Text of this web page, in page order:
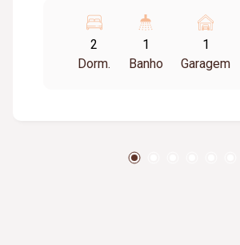
virtual Guardian, salão de festas
churrasqueira, mercadinho 24
Condomínio incluso no valor de
2
Dorm.
1
Banho
1
Garagem